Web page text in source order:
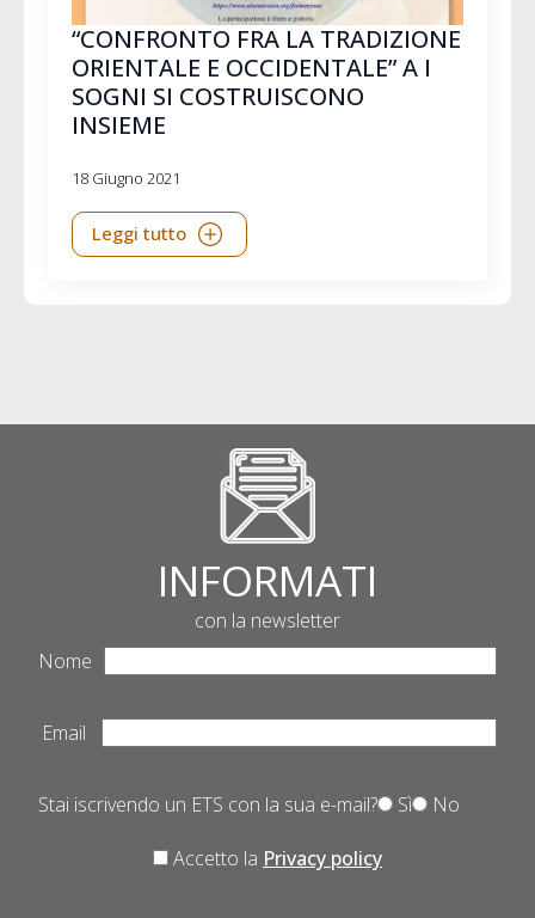
“CONFRONTO FRA LA TRADIZIONE
ORIENTALE E OCCIDENTALE” A I
SOGNI SI COSTRUISCONO
INSIEME
18 Giugno 2021
Leggi tutto
INFORMATI
con la newsletter
Nome
Email
Stai iscrivendo un ETS con la sua e-mail? Sì No
Accetto la Privacy policy